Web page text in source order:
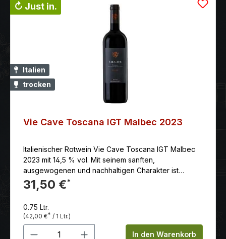
↻ Just in.
Italien
trocken
Vie Cave Toscana IGT Malbec 2023
Italienischer Rotwein Vie Cave Toscana IGT Malbec
2023 mit 14,5 % vol. Mit seinem sanften,
ausgewogenen und nachhaltigen Charakter ist
er bereits jetzt ein Trinkgenuss und wird auch in ein
paar Jahren noch viel Freude
kräftiger Pasta Salciccia.Serviertemperatur: 16.00
°CAlkoholgehalt: 14.00 %schon trinkbar: sehr
gutvorher öffnen: 1 std.lagerungsfähig bis (mind.):
31,50 €*
0.75 Ltr.
(42,00 €* / 1 Ltr.)
Produkt Anzahl: Gib denIn den Warenkorb